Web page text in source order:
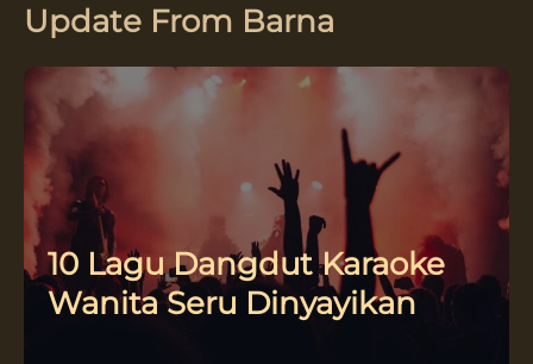
Update From Barna
10 Lagu Dangdut Karaoke
Wanita Seru Dinyayikan